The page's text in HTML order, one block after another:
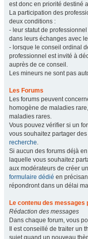
est donc en priorité destiné
La participation des
deux conditions :
- leur statut de
dans leurs échanges avec
- lorsque le conseil ordinal
professionnel est invité à
auprès de ce conseil.
Les mineurs ne sont pas
Les Forums
Les forums peuvent
homogène de maladies
maladies rares.
Vous pouvez vérifier si un
vous souhaitez partager
recherche.
Si aucun des forums déjà
laquelle vous souhaitez
aux modérateurs de créer
formulaire dédié en
répondront dans un délai
Le contenu des messages
Rédaction des messages
Dans chaque forum, vous
Il est conseillé de traiter un
sujet quand un nouveau